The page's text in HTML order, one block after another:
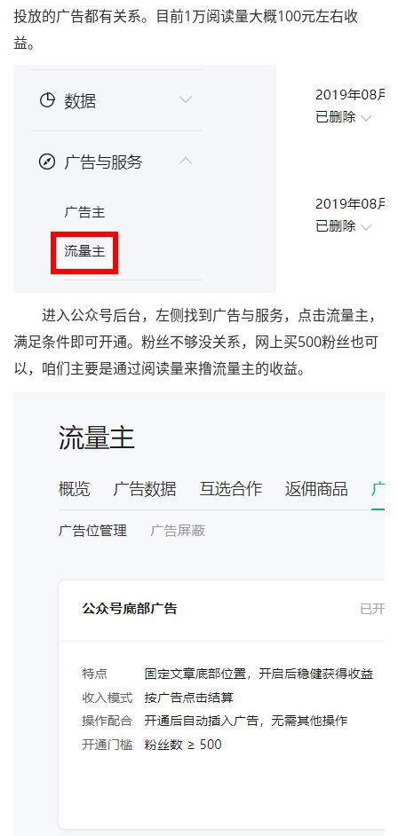
投放的广告都有关系。目前1万阅读量大概100元左右收
益。
进入公众号后台，左侧找到广告与服务，点击流量主，
满足条件即可开通。粉丝不够没关系，网上买500粉丝也可
以，咱们主要是通过阅读量来撸流量主的收益。